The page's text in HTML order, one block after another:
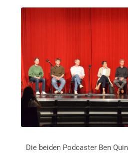
Die beiden Podcaster Ben